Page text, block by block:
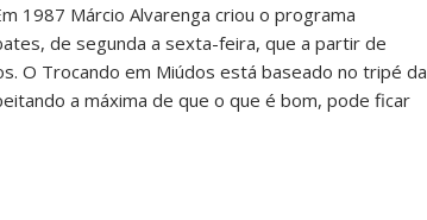
1987 Márcio Alvarenga criou o programa
de segunda a sexta-feira, que a partir de
O Trocando em Miúdos está baseado no tripé da
a máxima de que o que é bom, pode ficar